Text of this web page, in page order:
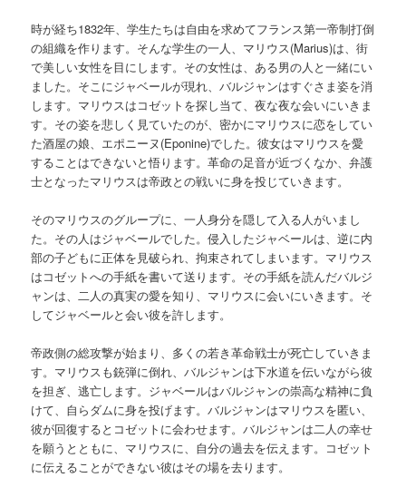
時が経ち1832年、学生たちは自由を求めてフランス第一帝制打倒
の組織を作ります。そんな学生の一人、マリウス(Marius)は、街
で美しい女性を目にします。その女性は、ある男の人と一緒にい
ました。そこにジャベールが現れ、バルジャンはすぐさま姿を消
します。マリウスはコゼットを探し当て、夜な夜な会いにいきま
す。その姿を悲しく見ていたのが、密かにマリウスに恋をしてい
た酒屋の娘、エポニーヌ(Eponine)でした。彼女はマリウスを愛
することはできないと悟ります。革命の足音が近づくなか、弁護
士となったマリウスは帝政との戦いに身を投じていきます。
そのマリウスのグループに、一人身分を隠して入る人がいまし
た。その人はジャベールでした。侵入したジャベールは、逆に内
部の子どもに正体を見破られ、拘束されてしまいます。マリウス
はコゼットへの手紙を書いて送ります。その手紙を読んだバルジ
ャンは、二人の真実の愛を知り、マリウスに会いにいきます。そ
してジャベールと会い彼を許します。
帝政側の総攻撃が始まり、多くの若き革命戦士が死亡していきま
す。マリウスも銃弾に倒れ、バルジャンは下水道を伝いながら彼
を担ぎ、逃亡します。ジャベールはバルジャンの崇高な精神に負
けて、自らダムに身を投げます。バルジャンはマリウスを匿い、
彼が回復するとコゼットに会わせます。バルジャンは二人の幸せ
を願うとともに、マリウスに、自分の過去を伝えます。コゼット
に伝えることができない彼はその場を去ります。